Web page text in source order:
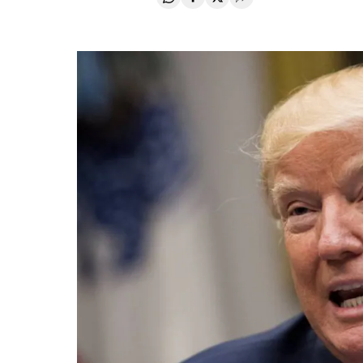
Compartir en Whatsapp
Compartir en Facebook
Compartir en Twitter
Desplegar Redes